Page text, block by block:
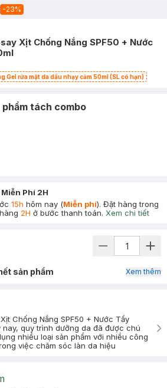
-23%
Xịt Chống Nắng SPF50 + Nước
Gel rửa mặt da dầu nhạy cảm 50ml (SL có hạn)
phẩm tách combo
Phí 2H
15h hôm nay (Miễn phí). Đặt hàng trong
2H ở bước thanh toán. Xem chi tiết
sản phẩm Xem thêm
Chống Nắng SPF50 + Nước Tẩy
nay, quy trình dưỡng da đã được chú
nhiều loại sản phẩm với nhiều công
việc chăm sóc làn da hiệu